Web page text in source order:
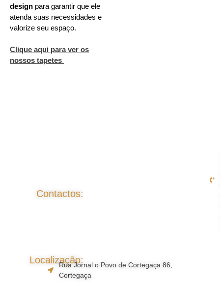
design para garantir que ele
atenda suas necessidades e
valorize seu espaço.
Clique aqui para ver os
nossos tapetes
Contactos:
Localização:Rua Jornal o Povo de Cortegaça 86,
Cortegaça